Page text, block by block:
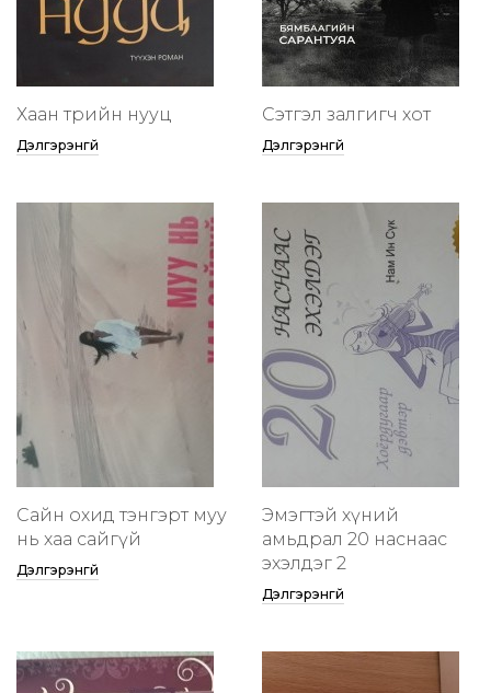
Хаан төрийн нууц
Дэлгэрэнгүй
Сэтгэл залгигч хот
Дэлгэрэнгүй
Сайн охид тэнгэрт муу
нь хаа сайгүй
Дэлгэрэнгүй
Эмэгтэй хүний
амьдрал 20 наснаас
эхэлдэг 2
Дэлгэрэнгүй